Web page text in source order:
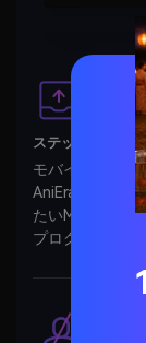
ステップ1：
モバイルデバイ
AniEraserを起
たいMP4ビデオ
プログラムにド